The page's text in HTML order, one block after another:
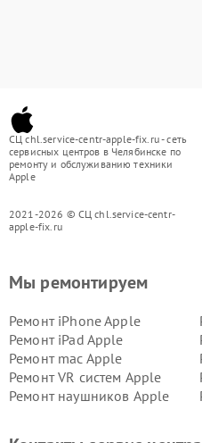
СЦ chl.service-centr-apple-fix.ru - сеть
сервисных центров в Челябинске по
ремонту и обслуживанию техники
Apple
2021-2026 © СЦ chl.service-centr-
apple-fix.ru
Мы ремонтируем
Ремонт iPhone Apple
Ремонт iPad Apple
Ремонт mac Apple
Ремонт VR систем Apple
Ремонт наушников Apple